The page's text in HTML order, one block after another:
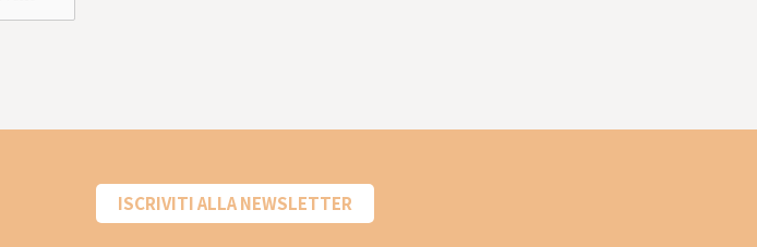
ISCRIVITI ALLA NEWSLETTER